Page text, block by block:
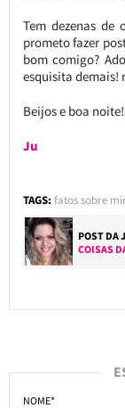
Tem dezenas de
prometo fazer
bom comigo?
esquisita demais!
Beijos e boa noite!
Ju
TAGS: fatos sobre
POST DA
COISAS
NOME*